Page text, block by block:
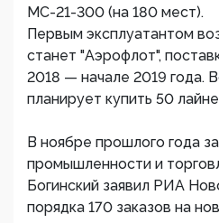
МС-21-300 (на 180 мест).
Первым эксплуатантом
станет "Аэрофлот",
2018 — начале 2019 года.
планирует купить 50
В ноябре прошлого года
промышленности и
Богинский заявил РИА
порядка 170 заказов на